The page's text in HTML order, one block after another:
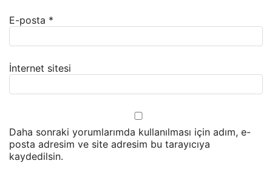
E-posta *
İnternet sitesi
Daha sonraki yorumlarımda kullanılması için adım, e-
posta adresim ve site adresim bu tarayıcıya
kaydedilsin.